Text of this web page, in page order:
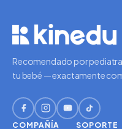
Recomendado por
tu bebé — exactamente
COMPAÑÍA SOPORTE